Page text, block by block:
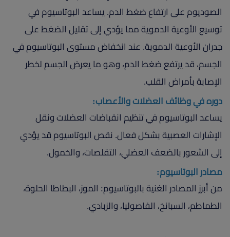
الصوديوم على ارتفاع ضغط الدم. يساعد البوتاسيوم في
توسيع الأوعية الدموية مما يؤدي إلى تقليل الضغط على
جدران الأوعية الدموية. عند انخفاض مستوى البوتاسيوم في
الجسم، قد يرتفع ضغط الدم، وهو ما يعرض الجسم لخطر
الإصابة بأمراض القلب.
دوره في وظائف العضلات والأعصاب:
يساعد البوتاسيوم في تنظيم انقباضات العضلات ونقل
الإشارات العصبية بشكل فعال. نقص البوتاسيوم قد يؤدي
إلى الشعور بالضعف العضلي، التقلصات، والخمول.
مصادر البوتاسيوم:
من أبرز المصادر الغنية بالبوتاسيوم: الموز، البطاطا الحلوة،
الطماطم، السبانخ، الفاصوليا، والزبادي.